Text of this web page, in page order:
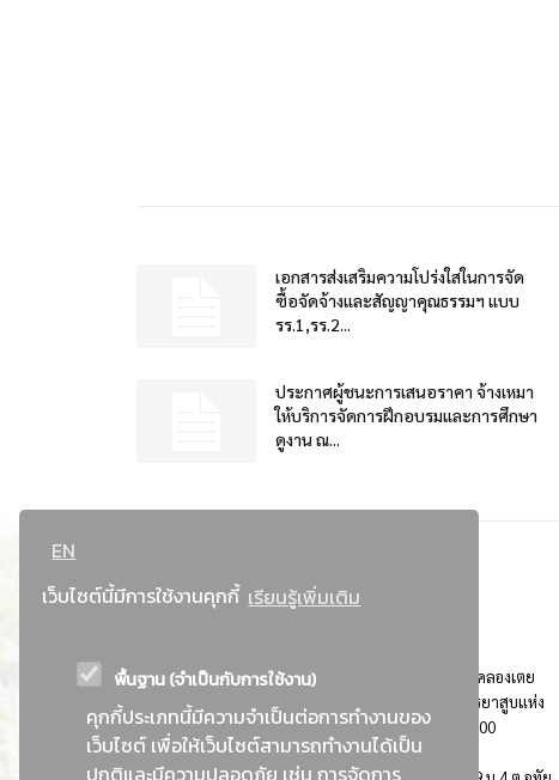
EN
เว็บไซต์นี้มีการใช้งานคุกกี้ เรียนรู้เพิ่มเติม
พื้นฐาน (จำเป็นกับการใช้งาน)
คุกกี้ประเภทนี้มีความจำเป็นต่อการทำงานของ
เว็บไซต์ เพื่อให้เว็บไซต์สามารถทำงานได้เป็น
เอกสารส่งเสริมความโปร่งใสในการจัด
ซื้อจัดจ้างและสัญญาคุณธรรมฯ แบบ
รร.1,รร.2...
ประกาศผู้ชนะการเสนอราคา จ้างเหมา
ให้บริการจัดการฝึกอบรมและการศึกษา
ดูงาน ณ...
ที่อยู่ : 184 ถนนพระรามที่ 4 แขวงคลองเตย เขตคลองเตย
กรุงเทพมหานคร 10110 ติดต่อประชาสัมพันธ์ การยาสูบแห่ง
ประเทศไทย Call center โทร. 0-2229-1000